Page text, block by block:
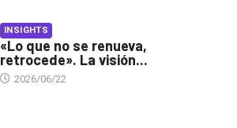
INSIGHTS
«Lo que no se renueva,
retrocede». La visión...
2026/06/22